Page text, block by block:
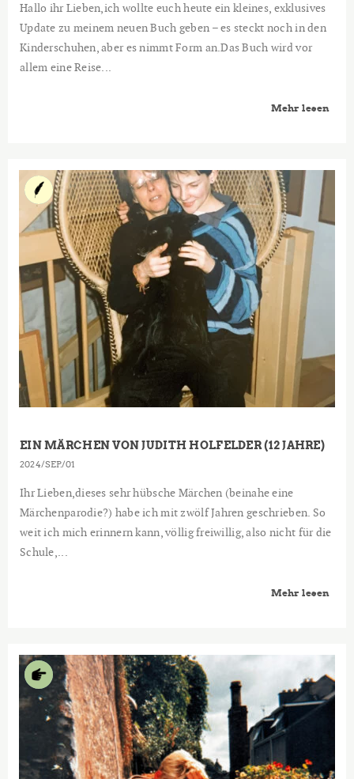
Hallo ihr Lieben,ich wollte euch heute ein kleines, exklusives
Update zu meinem neuen Buch geben – es steckt noch in den
Kinderschuhen, aber es nimmt Form an.Das Buch wird vor
allem eine Reise...
Mehr lesen
EIN MÄRCHEN VON JUDITH HOLFELDER (12 JAHRE)
2024 SEP. 01
Ihr Lieben,dieses sehr hübsche Märchen (beinahe eine
Märchenparodie?) habe ich mit zwölf Jahren geschrieben. So
weit ich mich erinnern kann, völlig freiwillig, also nicht für die
Schule,...
Mehr lesen